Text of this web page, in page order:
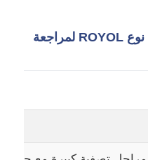
فلتر المياه ثلاثي النظافة من نوع ROYOL لمراجعة